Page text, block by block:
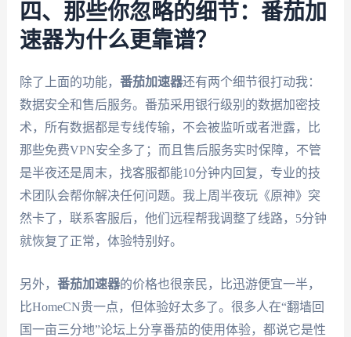
四、那些你忽略的细节：番茄加
速器为什么更靠谱？
除了上面的功能， 番茄加速器还有两个细节很打动我：
数据安全和售后服务。番茄采用银行级别的数据加密技
术，所有数据都是专线传输，不会被监听或者泄露，比
那些免费VPN安全多了；而且售后服务实时保障，不管
是半夜还是周末，找客服都能10分钟内回复，专业的技
术团队会帮你解决任何问题。我上周半夜玩《原神》突
然卡了，联系客服后，他们远程帮我调整了线路，5分钟
就恢复了正常，体验特别好。
另外， 番茄加速器的价格也很亲民，比迅游便宜一半，
比HomeCN贵一点，但体验好太多了。很多人在“翻墙回
国一亩三分地”论坛上分享番茄的使用体验，都说它是性